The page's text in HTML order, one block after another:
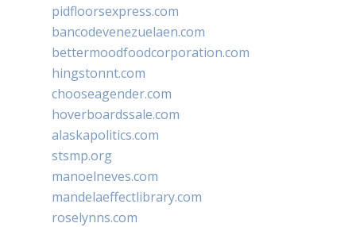
pidfloorsexpress.com
bancodevenezuelaen.com
bettermoodfoodcorporation.com
hingstonnt.com
chooseagender.com
hoverboardssale.com
alaskapolitics.com
stsmp.org
manoelneves.com
mandelaeffectlibrary.com
roselynns.com